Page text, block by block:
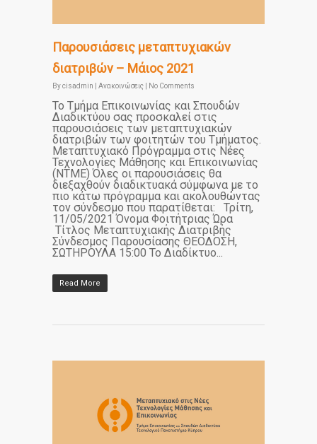
Παρουσιάσεις μεταπτυχιακών
διατριβών – Μάιος 2021
Bycisadmin Ανακοινώσεις No Comments
Το Τμήμα Επικοινωνίας και Σπουδών
Διαδικτύου σας προσκαλεί στις
παρουσιάσεις των μεταπτυχιακών
διατριβών των φοιτητών του Τμήματος.
Μεταπτυχιακό Πρόγραμμα στις Νέες
Τεχνολογίες Μάθησης και Επικοινωνίας
(ΝΤΜΕ) Όλες οι παρουσιάσεις θα
διεξαχθούν διαδικτυακά σύμφωνα με το
πιο κάτω πρόγραμμα και ακολουθώντας
τον σύνδεσμο που παρατίθεται: Τρίτη,
11/05/2021 Όνομα Φοιτήτριας Ώρα
Τίτλος Μεταπτυχιακής Διατριβής
Σύνδεσμος Παρουσίασης ΘΕΟΔΟΣΗ,
ΣΩΤΗΡΟΥΛΑ 15:00 Το Διαδίκτυο...
Read More